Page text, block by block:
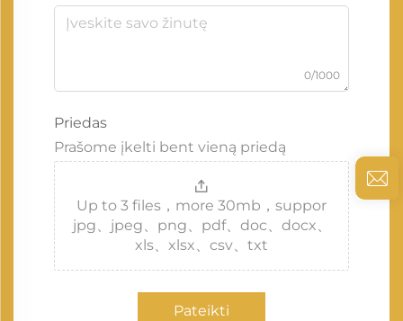
0/1000
Priedas
Prašome įkelti bent vieną priedą
Up to 3 files，more 30mb，suppor
jpg、jpeg、png、pdf、doc、docx、
xls、xlsx、csv、txt
Pateikti